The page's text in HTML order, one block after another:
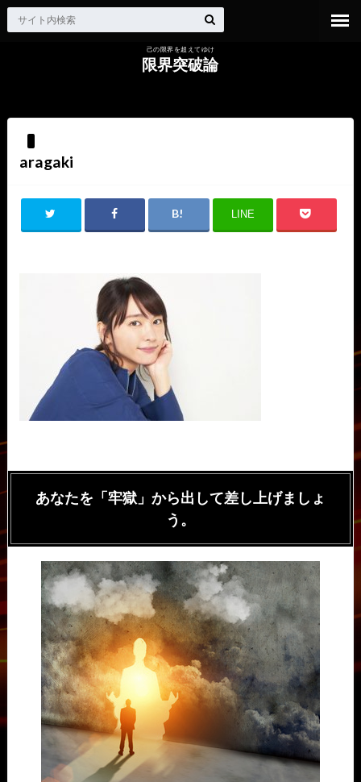
己の限界を超えてゆけ
限界突破論
aragaki
LINE
あなたを「牢獄」から出して差し上げましょ
う。